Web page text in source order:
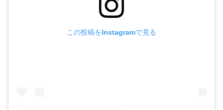
この投稿をInstagramで見る